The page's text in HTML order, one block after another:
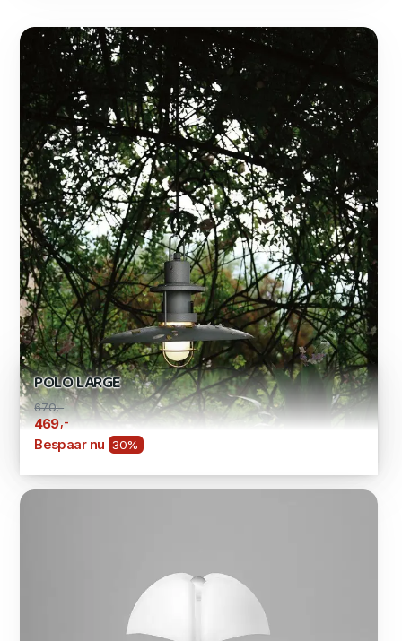
POLO LARGE
670,-
469,-
Bespaar nu 30%